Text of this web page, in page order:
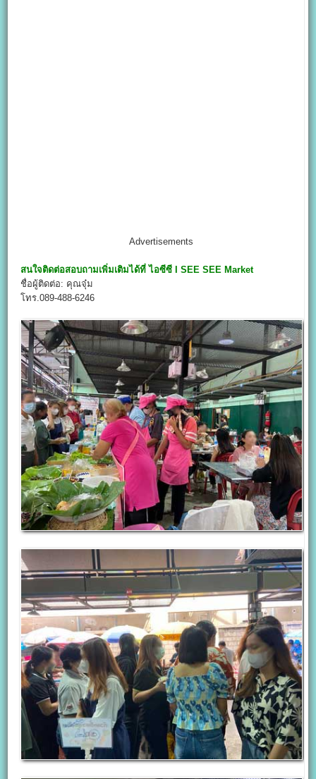
Advertisements
สนใจติดต่อสอบถามเพิ่มเติมได้ที่ ไอซีซี I SEE SEE Market
ชื่อผู้ติดต่อ: คุณจุ๋ม
โทร.089-488-6246